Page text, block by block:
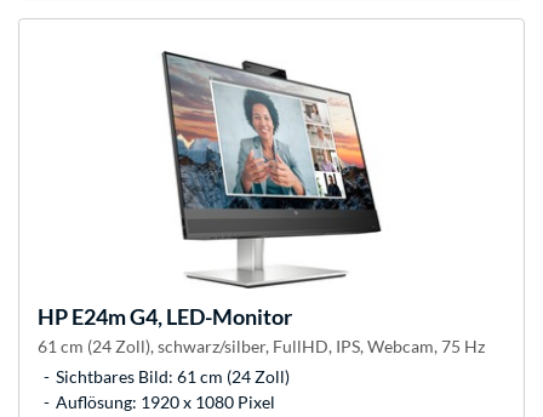
HPE24m G4, LED-Monitor
61 cm (24 Zoll), schwarz/silber, FullHD, IPS, Webcam, 75 Hz
Sichtbares Bild: 61 cm (24 Zoll)
Auflösung: 1920 x 1080 Pixel